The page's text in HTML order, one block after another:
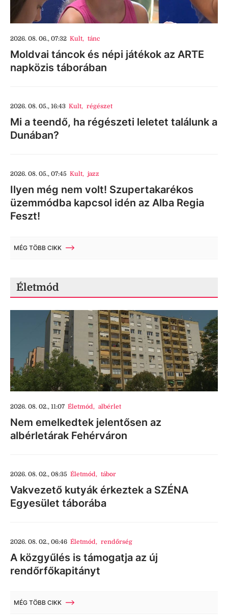
2026. 08. 06., 07:32 Kult, tánc
Moldvai táncok és népi játékok az ARTE
napközis táborában
2026. 08. 05., 16:43 Kult, régészet
Mi a teendő, ha régészeti leletet találunk a
Dunában?
2026. 08. 05., 07:45 Kult, jazz
Ilyen még nem volt! Szupertakarékos
üzemmódba kapcsol idén az Alba Regia
Feszt!
MÉG TÖBB CIKK
Életmód
2026. 08. 02., 11:07 Életmód, albérlet
Nem emelkedtek jelentősen az
albérletárak Fehérváron
2026. 08. 02., 08:35 Életmód, tábor
Vakvezető kutyák érkeztek a SZÉNA
Egyesület táborába
2026. 08. 02., 06:46 Életmód, rendőrség
A közgyűlés is támogatja az új
rendőrfőkapitányt
MÉG TÖBB CIKK